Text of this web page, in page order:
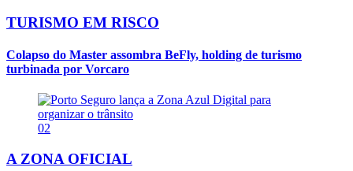
TURISMO EM RISCO
Colapso do Master assombra BeFly, holding de turismo
turbinada por Vorcaro
02
A ZONA OFICIAL